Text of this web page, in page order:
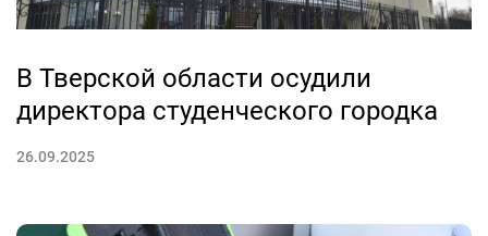
В Тверской области осудили
директора студенческого городка
26.09.2025